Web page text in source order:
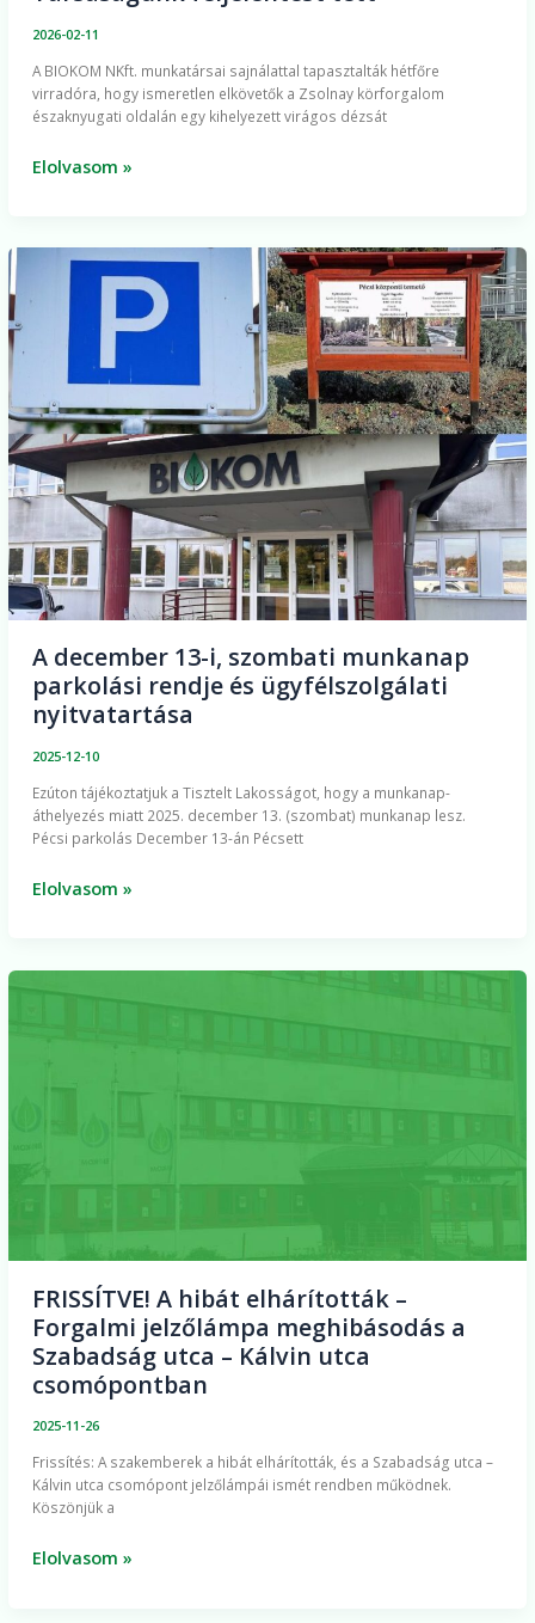
2026-02-11
A BIOKOM NKft. munkatársai sajnálattal tapasztalták hétfőre
virradóra, hogy ismeretlen elkövetők a Zsolnay körforgalom
északnyugati oldalán egy kihelyezett virágos dézsát
Elolvasom »
A december 13-i, szombati munkanap
parkolási rendje és ügyfélszolgálati
nyitvatartása
2025-12-10
Ezúton tájékoztatjuk a Tisztelt Lakosságot, hogy a munkanap-
áthelyezés miatt 2025. december 13. (szombat) munkanap lesz.
Pécsi parkolás December 13-án Pécsett
december
szombati
munkanap
parkolási
rendje
és
ügyfélszolgálati
nyitvatartása
Elolvasom »
FRISSÍTVE! A hibát elhárították –
Forgalmi jelzőlámpa meghibásodás a
Szabadság utca – Kálvin utca
csomópontban
2025-11-26
Frissítés: A szakemberek a hibát elhárították, és a Szabadság utca –
Kálvin utca csomópont jelzőlámpái ismét rendben működnek.
Köszönjük a
elhárították
meghibásodás
Szabadság
–
Kálvin
utca
csomópontban
Elolvasom »